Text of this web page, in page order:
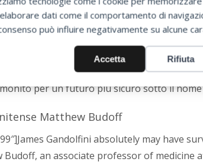
dati come il comportamento di
può influire negativamente su alcune
Accetta Rifiuta
AED Defibtech) fornito da Sunnext
è obbligatorio” averlo. Perché la vita di
per un futuro più sicuro sotto il
Matthew Budoff
Gandolfini absolutely may have
an associate professor of medicine